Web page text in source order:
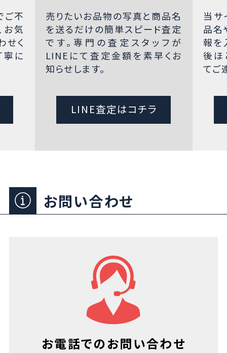
ご不
お気
せく
寧に
売りたいお品物の写真と商品名
を送るだけの簡単スピード査定
です。専門の査定スタッフが
LINEにて査定金額を素早くお
知らせします。
LINE査定はコチラ
当サ
品名
報を
後ほ
てご
お問い合わせ
お電話でのお問い合わせ